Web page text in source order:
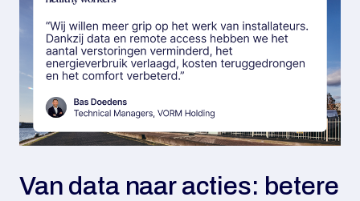
Van data naar acties: betere